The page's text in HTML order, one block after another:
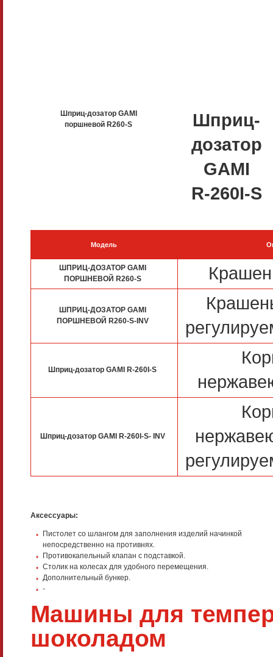
Шприц-дозатор GAMI
поршневой R260-S
Шприц-
дозатор
GAMI
R-260I-S
Модель
ШПРИЦ-ДОЗАТОР GAMI
ПОРШНЕВОЙ R260-S
ШПРИЦ-ДОЗАТОР GAMI
ПОРШНЕВОЙ R260-S-INV
Шприц-дозатор GAMI R-260I-S
Шприц-дозатор GAMI R-260I-S- INV
Аксессуары:
Пистолет со шлангом для заполнения изделий начинкой
непосредственно на противнях.
Противокапельный клапан с подставкой.
Столик на колесах для удобного перемещения.
Дополнительный бункер.
-
Машины для
шоколадом